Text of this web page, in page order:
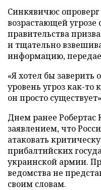
Синкявичюс
возрастающей угрозе
правительства
и тщательно
информацию,
«Я хотел бы заверить
уровень угроз как-
он просто
Днем ранее Робертас
заявлением, что
атаковать
прибалтийских
украинской армии.
ведомства не
своим словам.